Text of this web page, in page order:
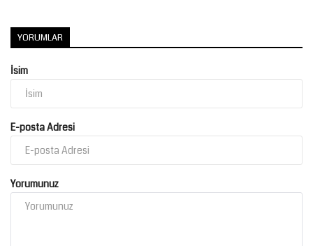
YORUMLAR
İsim
E-posta Adresi
Yorumunuz